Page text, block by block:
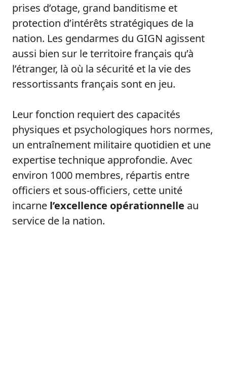
prises d’otage, grand banditisme et
protection d’intérêts stratégiques de la
nation. Les gendarmes du GIGN agissent
aussi bien sur le territoire français qu’à
l’étranger, là où la sécurité et la vie des
ressortissants français sont en jeu.
Leur fonction requiert des capacités
physiques et psychologiques hors normes,
un entraînement militaire quotidien et une
expertise technique approfondie. Avec
environ 1000 membres, répartis entre
officiers et sous-officiers, cette unité
incarne l’excellence opérationnelle au
service de la nation.